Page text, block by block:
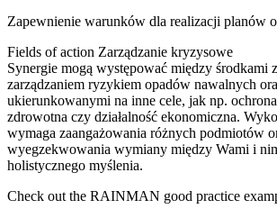
Zapewnienie warunków dla realizacji planów
Fields of action Zarządzanie kryzysowe
Synergie mogą występować między środkami
zarządzaniem ryzykiem opadów nawalnych
ukierunkowanymi na inne cele, jak np.
zdrowotna czy działalność ekonomiczna.
wymaga zaangażowania różnych podmiotów
wyegzekwowania wymiany między Wami i
holistycznego myślenia.
Check out the RAINMAN good practice